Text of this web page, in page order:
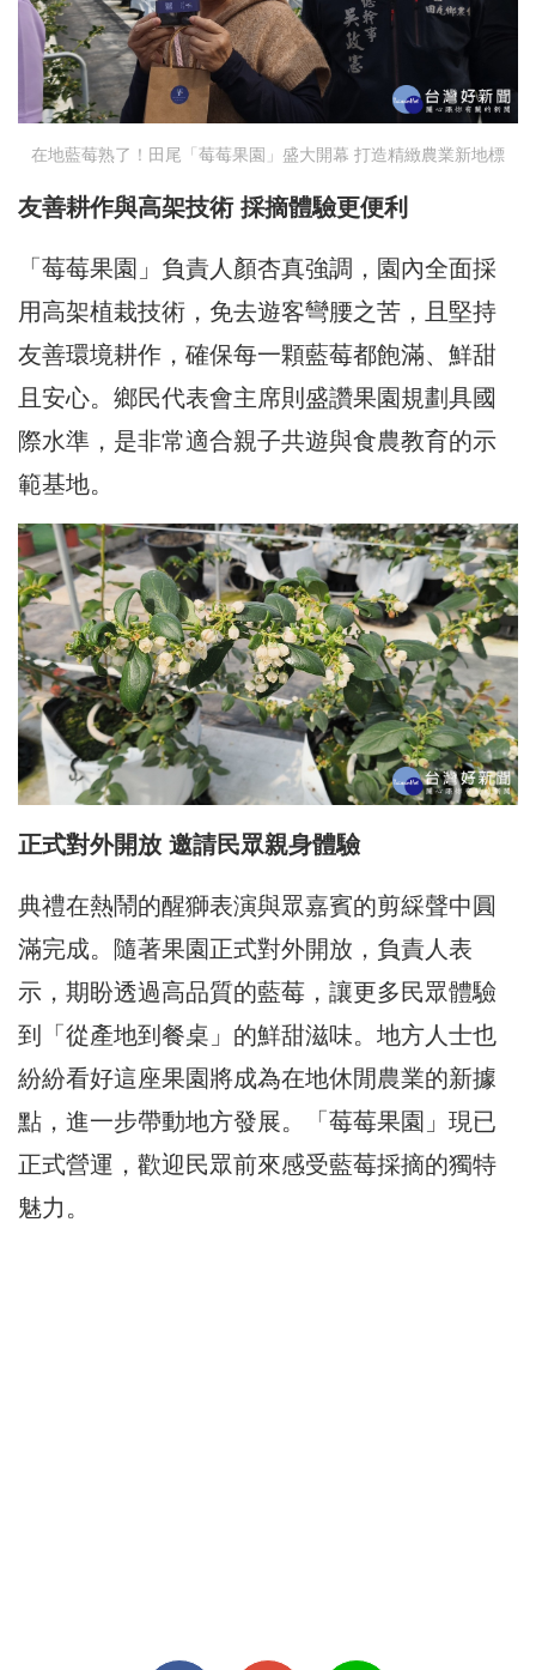
在地藍莓熟了！田尾「莓莓果園」盛大開幕 打造精緻農業新地標
友善耕作與高架技術 採摘體驗更便利
「莓莓果園」負責人顏杏真強調，園內全面採
用高架植栽技術，免去遊客彎腰之苦，且堅持
友善環境耕作，確保每一顆藍莓都飽滿、鮮甜
且安心。鄉民代表會主席則盛讚果園規劃具國
際水準，是非常適合親子共遊與食農教育的示
範基地。
正式對外開放 邀請民眾親身體驗
典禮在熱鬧的醒獅表演與眾嘉賓的剪綵聲中圓
滿完成。隨著果園正式對外開放，負責人表
示，期盼透過高品質的藍莓，讓更多民眾體驗
到「從產地到餐桌」的鮮甜滋味。地方人士也
紛紛看好這座果園將成為在地休閒農業的新據
點，進一步帶動地方發展。「莓莓果園」現已
正式營運，歡迎民眾前來感受藍莓採摘的獨特
魅力。